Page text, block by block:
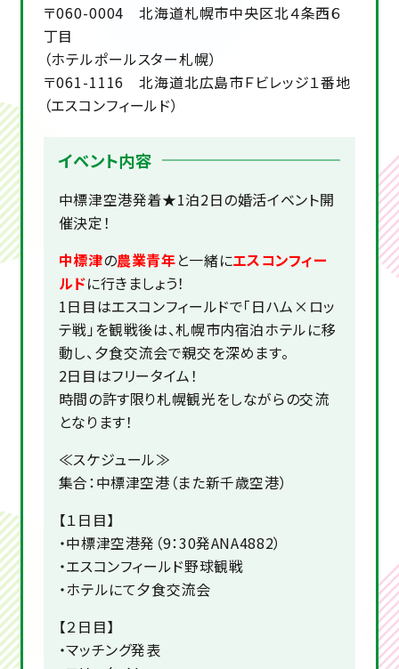
〒060-0004 北海道札幌市中央区北４条西６
丁目
（ホテルポールスター札幌）
〒061-1116 北海道北広島市Ｆビレッジ１番地
（エスコンフィールド）
イベント内容
中標津空港発着★1泊2日の婚活イベント開
催決定！
中標津の農業青年と一緒にエスコンフィー
ルドに行きましょう！
1日目はエスコンフィールドで「日ハム×ロッ
テ戦」を観戦後は、札幌市内宿泊ホテルに移
動し、夕食交流会で親交を深めます。
2日目はフリータイム！
時間の許す限り札幌観光をしながらの交流
となります！
≪スケジュール≫
集合：中標津空港（また新千歳空港）
【１日目】
・中標津空港発（9：30発ANA4882）
・エスコンフィールド野球観戦
・ホテルにて夕食交流会
【２日目】
・マッチング発表